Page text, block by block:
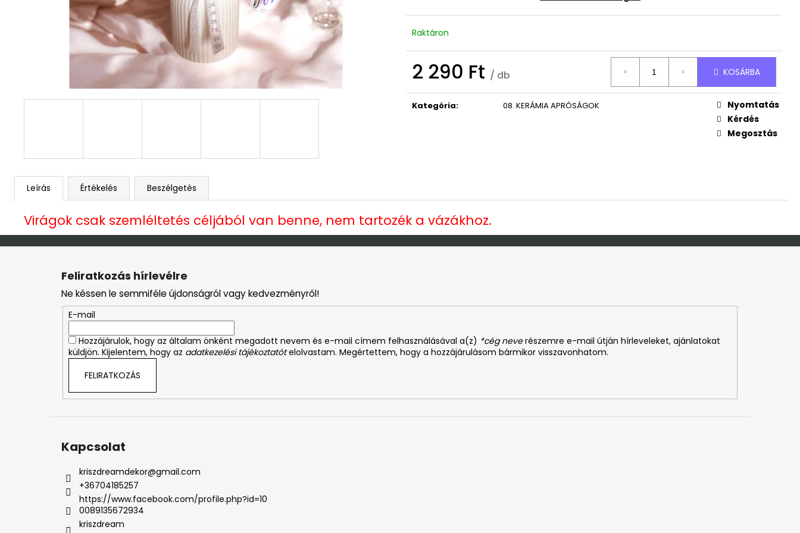
Raktáron
2 290 Ft / db KOSÁRBA
Kategória: 08. KERÁMIA APRÓSÁGOK
Nyomtatás
Kérdés
Megosztás
Leírás Értékelés Beszélgetés
Virágok csak szemléltetés céljából van benne, nem tartozék a vázákhoz.
DEKOR ORCHIDEA KASPÓBAN KICSI
HALVÁNY ZÖLD
4 790 Ft
OVIS/BÖLCSIS BÚCSÚZTATÓS TÁBLA
9 490 Ft
10 990 Ft
ISTEN HOZOTT ÜDVÖZLŐ TÁBLA
3 790 Ft
L
Feliratkozás hírlevélre
Ne késsen le semmiféle újdonságról vagy kedvezményről!
E-mail
Hozzájárulok, hogy az általam önként megadott nevem és e-mail címem felhasználásával a(z) *cég neverészemre e-mail útján hírleveleket, ajánlatokat
küldjön. Kijelentem, hogy az adatkezelési tájékoztatót elolvastam. Megértettem, hogy a hozzájárulásom bármikor visszavonhatom.
FELIRATKOZÁS
Kapcsolat
kriszdreamdekor@gmail.com
+36704185257
https://www.facebook.com/profile.php?id=10
0089135672934
kriszdream